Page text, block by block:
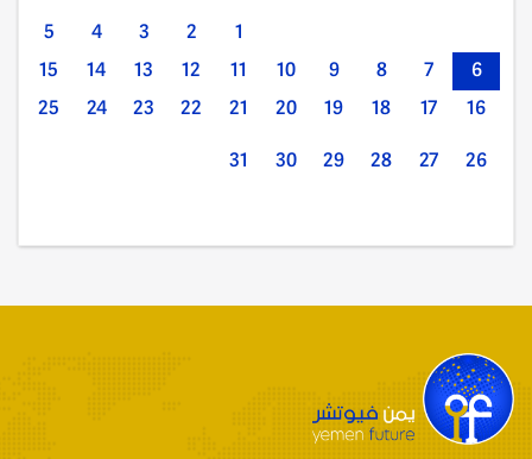
1
2
3
4
5
6
7
8
9
10
11
12
13
14
15
16
17
18
19
20
21
22
23
24
25
26
27
28
29
30
31